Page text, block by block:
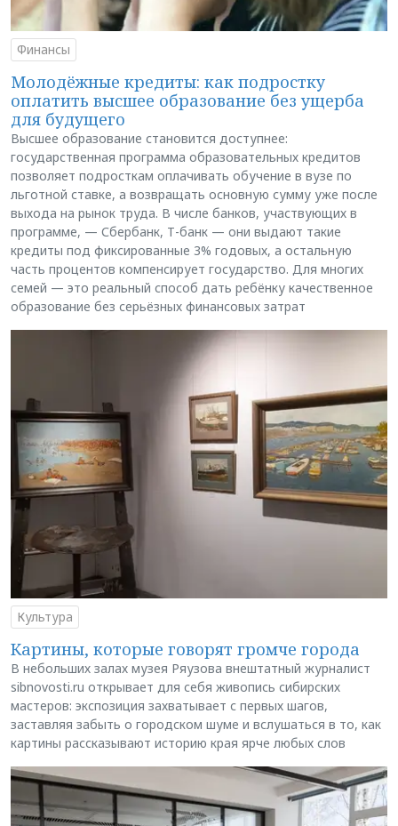
Финансы
Молодёжные кредиты: как подростку
оплатить высшее образование без ущерба
для будущего
Высшее образование становится доступнее:
государственная программа образовательных кредитов
позволяет подросткам оплачивать обучение в вузе по
льготной ставке, а возвращать основную сумму уже после
выхода на рынок труда. В числе банков, участвующих в
программе, — Сбербанк, Т-банк — они выдают такие
кредиты под фиксированные 3% годовых, а остальную
часть процентов компенсирует государство. Для многих
семей — это реальный способ дать ребёнку качественное
образование без серьёзных финансовых затрат
Культура
Картины, которые говорят громче города
В небольших залах музея Ряузова внештатный журналист
sibnovosti.ru открывает для себя живопись сибирских
мастеров: экспозиция захватывает с первых шагов,
заставляя забыть о городском шуме и вслушаться в то, как
картины рассказывают историю края ярче любых слов